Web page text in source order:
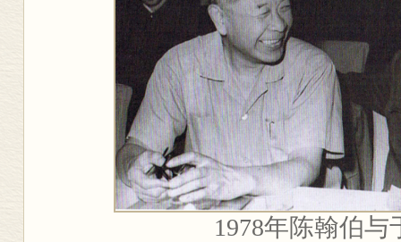
1978年陈翰伯与